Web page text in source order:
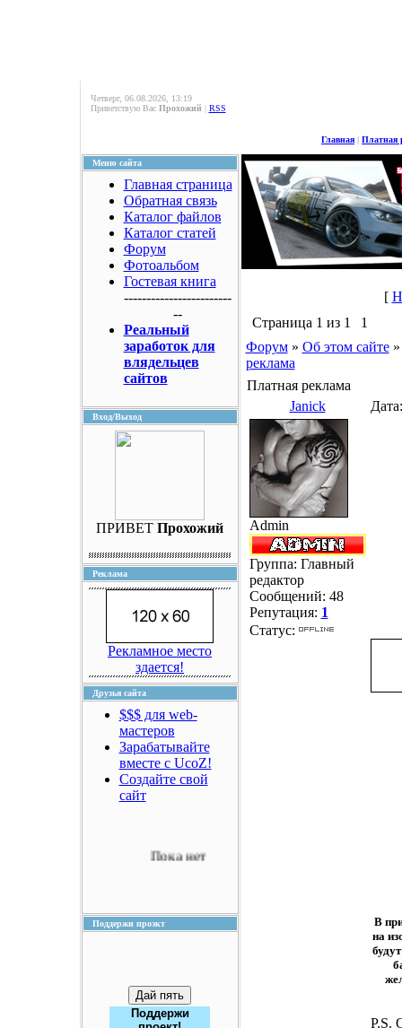
Четверг, 06.08.2026, 13:19
Приветствую Вас Прохожий | RSS
Главная | Платная
Меню сайта
Главная страница
Обратная связь
Каталог файлов
Каталог статей
Форум
Фотоальбом
Гостевая книга
------------------------
--
Реальный
заработок для
влядельцев
сайтов
Вход/Выход
ПРИВЕТ Прохожий
Реклама
Рекламное место
здается!
Друзья сайта
$$$ для web-
мастеров
Зарабатывайте
вместе с UcoZ!
Создайте свой
сайт
Пока нет
Поддержи проэкт
Поддержи
[
Страница 1 из 1
1
Форум » Об этом сайте »
реклама
Платная реклама
Janick
Admin
Группа: Главный
редактор
Сообщений: 48
Репутация: 1
Статус:
В
на
P.S.